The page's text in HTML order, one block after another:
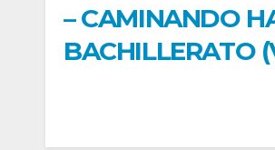
– CAMINANDO
BACHILLERATO